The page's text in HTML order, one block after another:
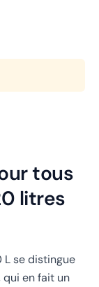
tous
litres
L se distingue
qui en fait un